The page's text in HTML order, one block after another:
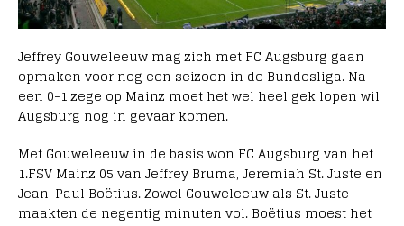
Jeffrey Gouweleeuw mag zich met FC Augsburg gaan
opmaken voor nog een seizoen in de Bundesliga. Na
een 0-1 zege op Mainz moet het wel heel gek lopen wil
Augsburg nog in gevaar komen.
Met Gouweleeuw in de basis won FC Augsburg van het
1.FSV Mainz 05 van Jeffrey Bruma, Jeremiah St. Juste en
Jean-Paul Boëtius. Zowel Gouweleeuw als St. Juste
maakten de negentig minuten vol. Boëtius moest het